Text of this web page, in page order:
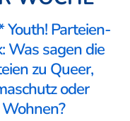
Youth! Parteien-
Was sagen die
zu Queer,
oder
Wohnen?